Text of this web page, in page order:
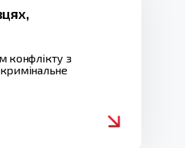
конфлікту з